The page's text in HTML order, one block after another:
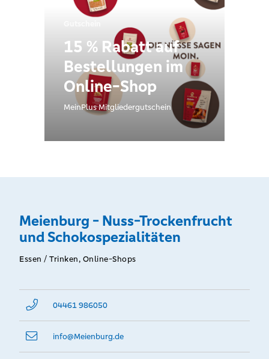
15 % Rabatt auf
Bestellungen im
Online-Shop
MeinPlus Mitgliedergutschein
Meienburg - Nuss-Trockenfrucht
und Schokospezialitäten
Essen / Trinken, Online-Shops
04461 986050
info@­Meienburg.de